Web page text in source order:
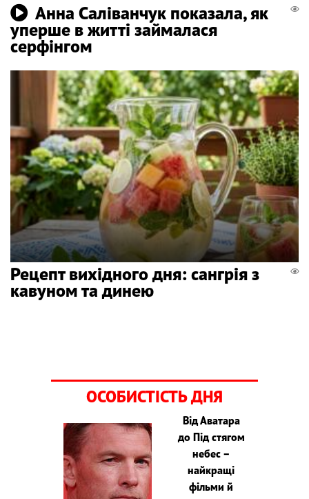
Анна Саліванчук показала, як
уперше в житті займалася
серфінгом
Рецепт вихідного дня: сангрія з
кавуном та динею
ОСОБИСТІСТЬ ДНЯ
Від Аватара
до Під стягом
небес –
найкращі
фільми й